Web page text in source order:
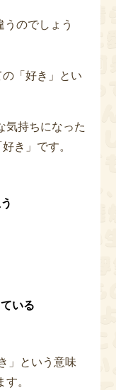
のでしょう
の「好き」とい
気持ちになった
き」です。
いる
」という意味
。